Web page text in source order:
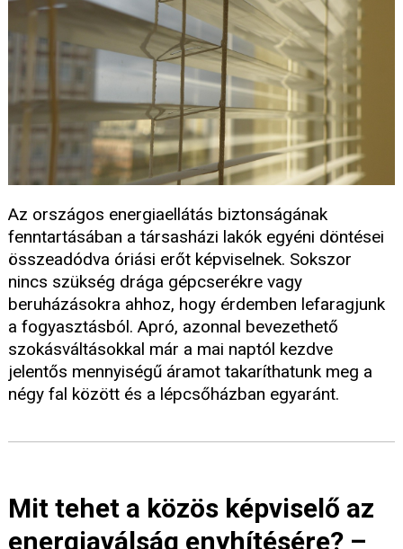
Az országos energiaellátás biztonságának
fenntartásában a társasházi lakók egyéni döntései
összeadódva óriási erőt képviselnek. Sokszor
nincs szükség drága gépcserékre vagy
beruházásokra ahhoz, hogy érdemben lefaragjunk
a fogyasztásból. Apró, azonnal bevezethető
szokásváltásokkal már a mai naptól kezdve
jelentős mennyiségű áramot takaríthatunk meg a
négy fal között és a lépcsőházban egyaránt.
Mit tehet a közös képviselő az
energiaválság enyhítésére? –